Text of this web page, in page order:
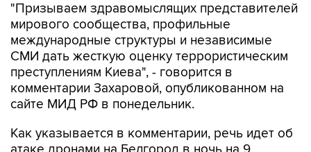
"Призываем здравомыслящих представителей
мирового сообщества, профильные
международные структуры и независимые
СМИ дать жесткую оценку террористическим
преступлениям Киева", - говорится в
комментарии Захаровой, опубликованном на
сайте МИД РФ в понедельник.
Как указывается в комментарии, речь идет об